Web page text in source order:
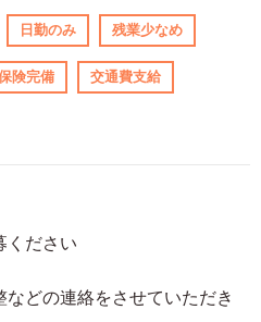
日勤のみ 残業少なめ
険完備 交通費支給
ください
どの連絡をさせていただき